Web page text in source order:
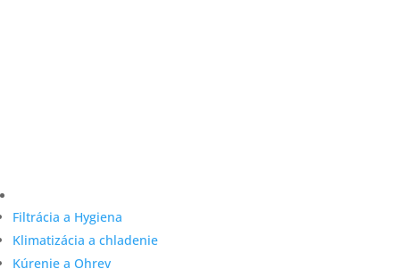
Filtrácia a Hygiena
Klimatizácia a chladenie
Kúrenie a Ohrev